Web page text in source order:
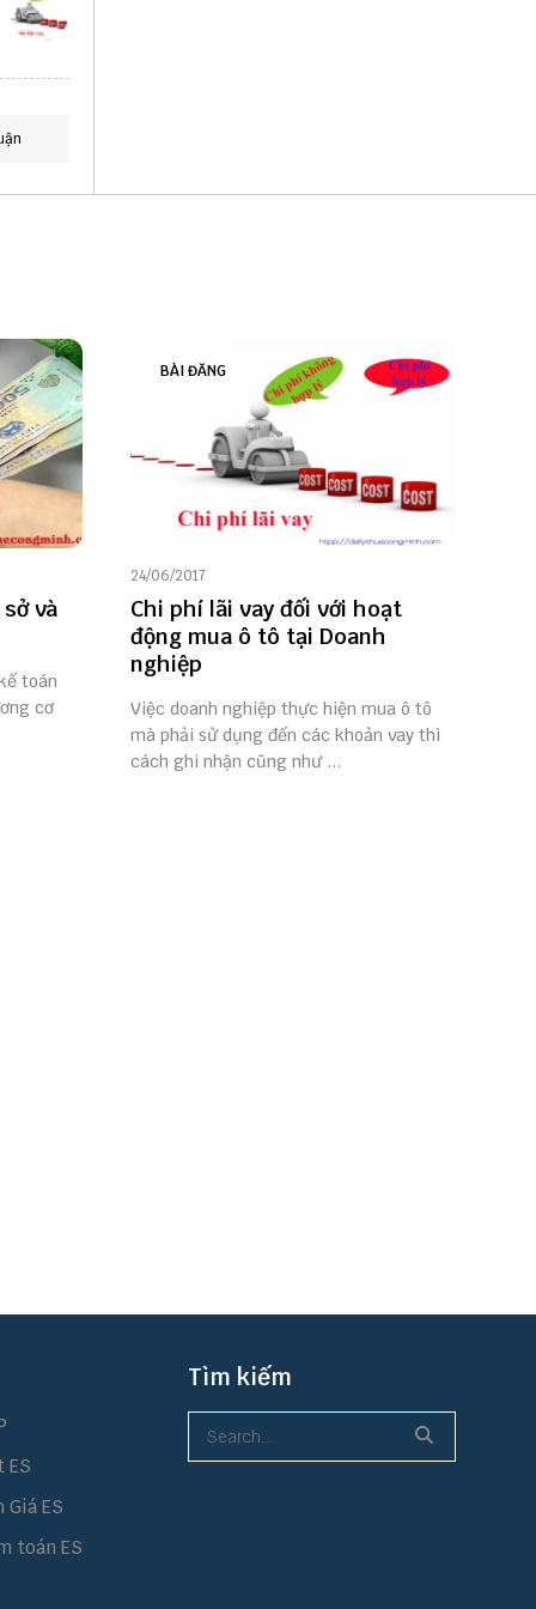
và
toán
cơ
BÀI ĐĂNG
24/06/2017
Chi phí lãi vay đối với hoạt
động mua ô tô tại Doanh
nghiệp
Việc doanh nghiệp thực hiện mua ô tô
mà phải sử dụng đến các khoản vay thì
cách ghi nhận cũng như ...
ES
Giá ES
toán ES
Tìm kiếm